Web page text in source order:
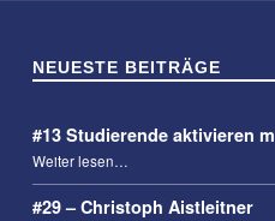
NEUESTE BEITRÄGE
#13 Studierende aktivieren
Weiter lesen“#13 Studierende aktivieren mit dem AVIVA-Schema”
…
#29 – Christoph Aistleitner